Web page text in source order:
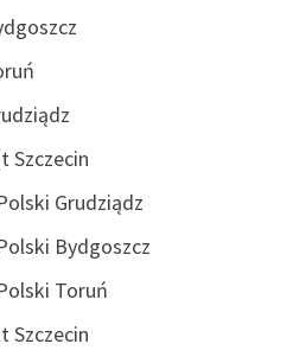
Szczecin
Grudziądz
Bydgoszcz
Toruń
Szczecin